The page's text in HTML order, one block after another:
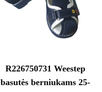
R226750731 Weestep
basutės berniukams 25-